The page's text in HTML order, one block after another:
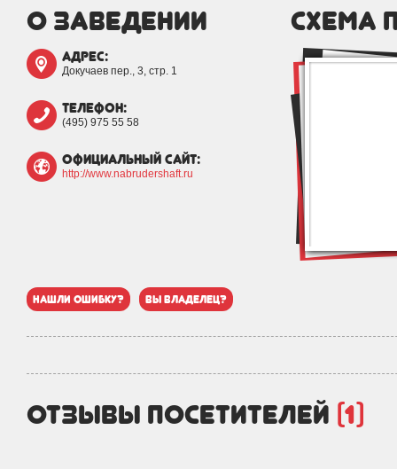
о заведении
адрес:
Докучаев пер., 3, стр. 1
телефон:
(495) 975 55 58
официальный сайт:
http://www.nabrudershaft.ru
схема
нашли ошибку? вы владелец?
отзывы посетителей (1)